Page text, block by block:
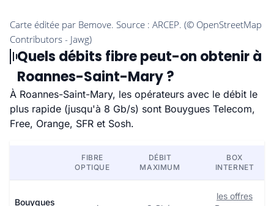
Quels débits fibre peut-on obtenir à
Roannes-Saint-Mary ?
À Roannes-Saint-Mary, les opérateurs avec le débit le
plus rapide (jusqu'à 8 Gb/s) sont Bouygues Telecom,
Free, Orange, SFR et Sosh.
FIBRE
OPTIQUE
DÉBIT
MAXIMUM
BOX
INTERNET
Bouygues
les offres